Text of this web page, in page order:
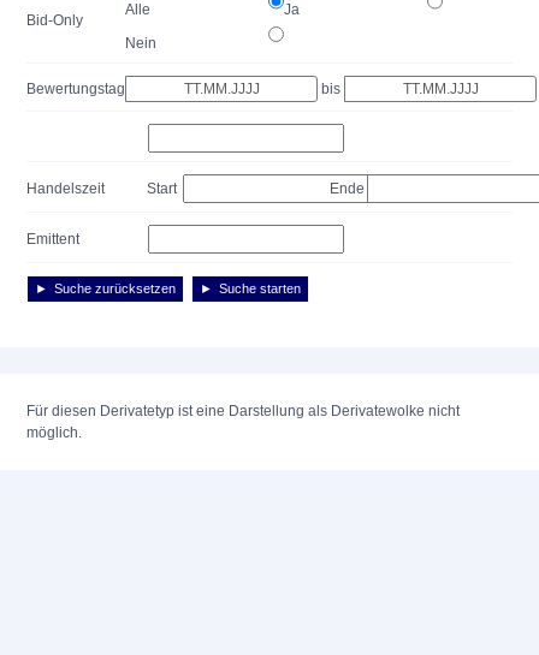
Bid-Only
Alle
Ja
Nein
Bewertungstag bis
Handelszeit Start Ende
Emittent
Suche zurücksetzen Suche starten
Für diesen Derivatetyp ist eine Darstellung als Derivatewolke nicht
möglich.